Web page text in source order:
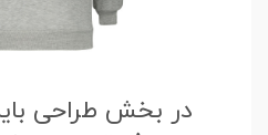
در بخش طراحی